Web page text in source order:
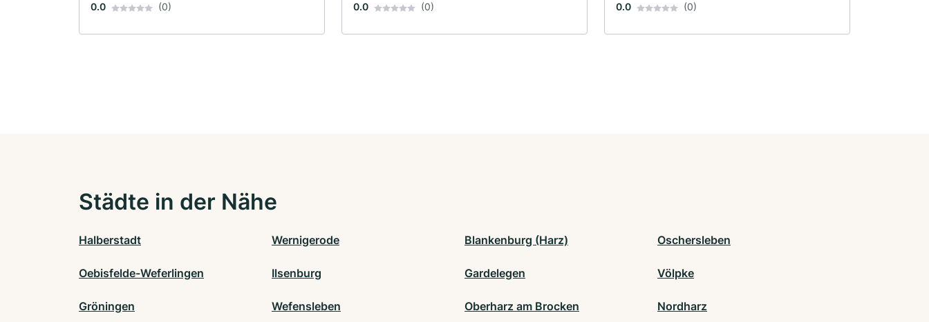
0.0 (0) 0.0 (0) 0.0 (0)
Städte in der Nähe
Halberstadt Wernigerode Blankenburg (Harz) Oschersleben
Oebisfelde-Weferlingen Ilsenburg Gardelegen Völpke
Gröningen Wefensleben Oberharz am Brocken Nordharz